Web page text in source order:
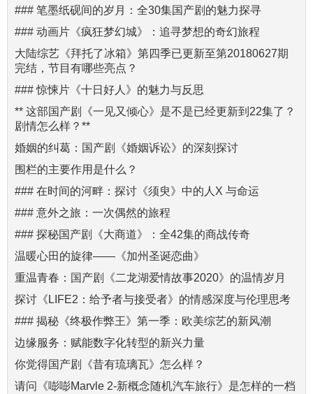
### 笔墨纸砚间的岁月：全30集国产剧的魅力探寻
### 动画片《疯狂梦幻城》：追寻梦想的奇幻旅程
大陆综艺《拜托了冰箱》第四季已更新至第20180627期
完结，节目有哪些亮点？
### 惊悚片《十日好人》的魅力与反思
** 这部国产剧《一见又倾心》是不是已经更新到22集了？
剧情怎么样？**
婚姻的纠葛：国产剧《婚姻诉讼》的深刻探讨
围栏的主要作用是什么？
### 在时间的河畔：探讨《须臾》中的人X 与命运
### 意外之旅：一次偶然的旅程
### 探秘国产剧《大商道》：全42集的商战传奇
温暖心田的旋律——《加州圣诞恋曲》
重温青春：国产剧《二龙湖爱情故事2020》的温情岁月
探讨《LIFE2：给予者与接受者》的情感深度与伦理思考
### 揭秘《终极作弊王》第一季：欧美综艺的新风潮
边缘服务：赋能数字化转型的新兴力量
你觉得国产剧《昔有琉璃瓦》怎么样？
请问《嘭嘭Marvle 2-新概念随机汽车旅行》是怎样的一档